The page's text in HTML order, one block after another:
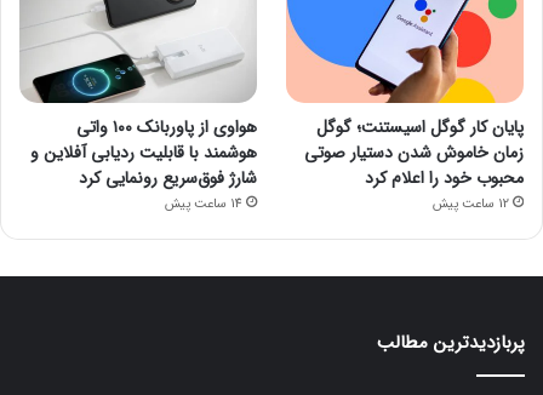
پایان کار گوگل اسیستنت؛ گوگل
زمان خاموش شدن دستیار صوتی
محبوب خود را اعلام کرد
12 ساعت پیش
هواوی از پاوربانک ۱۰۰ واتی
هوشمند با قابلیت ردیابی آفلاین و
شارژ فوق‌سریع رونمایی کرد
14 ساعت پیش
پربازدیدترین مطالب